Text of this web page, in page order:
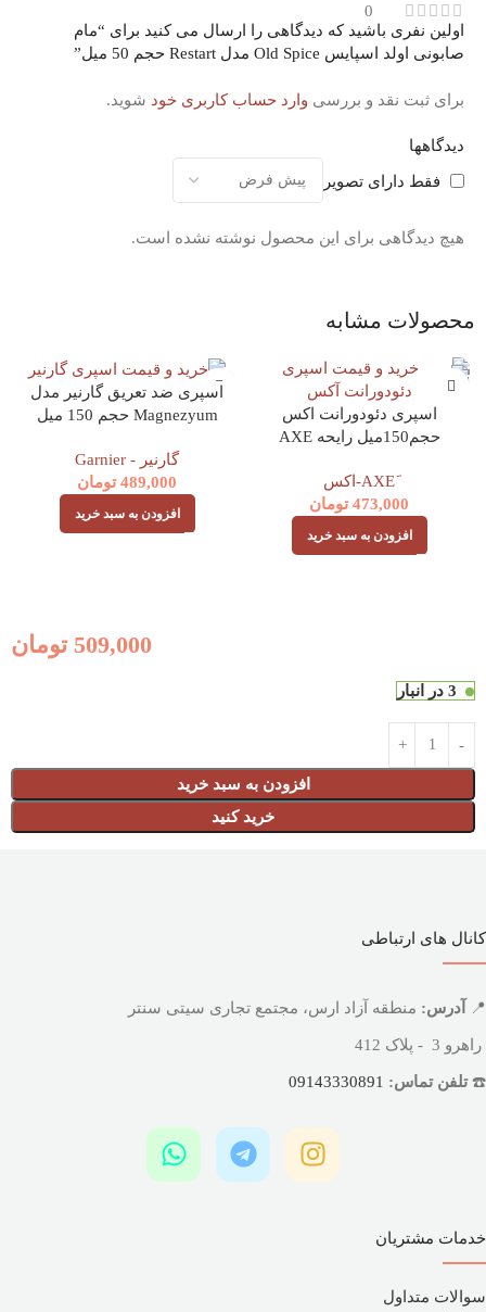
0
دیدگاهها
فقط دارای تصویر
هیچ دیدگاهی برای این محصول نوشته نشده است.
اولین نفری باشید که دیدگاهی را ارسال می کنید برای “مام
صابونی اولد اسپایس Old Spice مدل Restart حجم 50 میل”
برای ثبت نقد و بررسی وارد حساب کاربری خود شوید.
محصولات مشابه
اسپری دئودورانت اکس
حجم150میل رایحه AXE
473,000 تومان
افزودن به سبد خرید
اسپری ضد تعریق گارنیر مدل
Magnezyum حجم 150 میل
گارنیر - Garnier
489,000 تومان
افزودن به سبد خرید
509,000 تومان
3 در انبار
افزودن به سبد خرید
خرید کنید
کانال های ارتباطی
📍 آدرس: منطقه آزاد ارس، مجتمع تجاری سیتی سنتر
راهرو 3 - پلاک 412
☎️تلفن تماس: 09143330891
خدمات مشتریان
سوالات متداول